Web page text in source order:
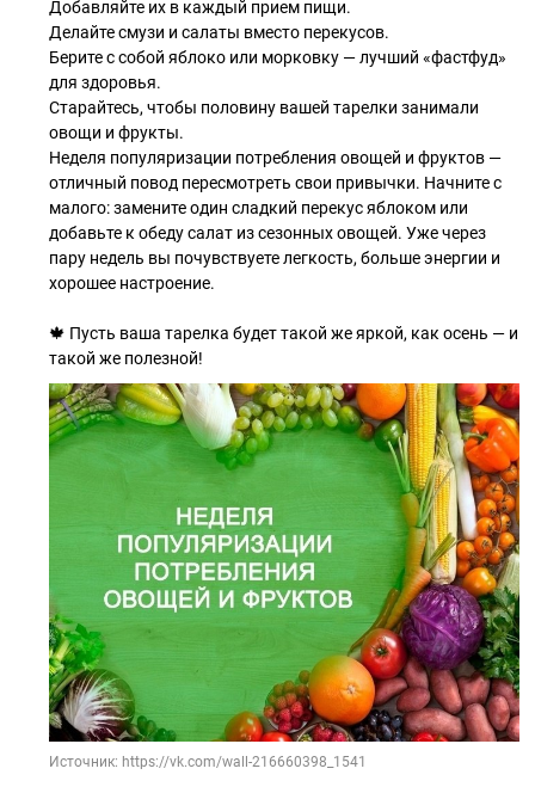
Добавляйте их в каждый прием пищи.
Делайте смузи и салаты вместо перекусов.
Берите с собой яблоко или морковку — лучший «фастфуд»
для здоровья.
Старайтесь, чтобы половину вашей тарелки занимали
овощи и фрукты.
Неделя популяризации потребления овощей и фруктов —
отличный повод пересмотреть свои привычки. Начните с
малого: замените один сладкий перекус яблоком или
добавьте к обеду салат из сезонных овощей. Уже через
пару недель вы почувствуете легкость, больше энергии и
хорошее настроение.
🍁 Пусть ваша тарелка будет такой же яркой, как осень — и
такой же полезной!
Источник: https://vk.com/wall-216660398_1541